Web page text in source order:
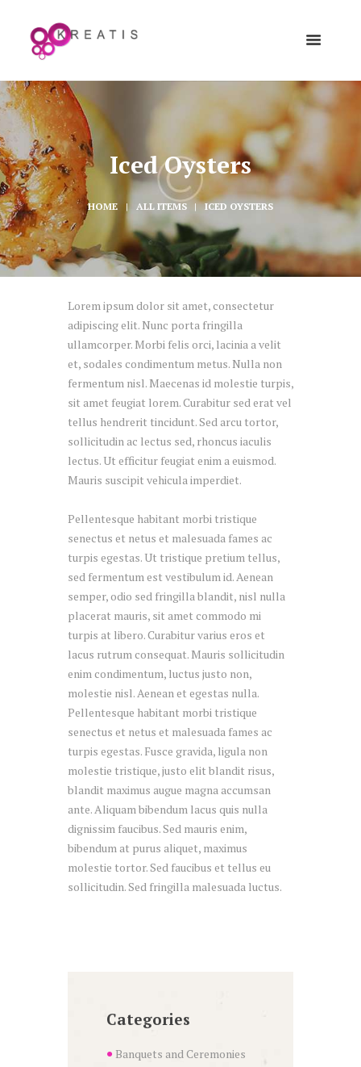
Iced Oysters
HOME ALL ITEMS ICED OYSTERS
Lorem ipsum dolor sit amet, consectetur
adipiscing elit. Nunc porta fringilla
ullamcorper. Morbi felis orci, lacinia a velit
et, sodales condimentum metus. Nulla non
fermentum nisl. Maecenas id molestie turpis,
sit amet feugiat lorem. Curabitur sed erat vel
tellus hendrerit tincidunt. Sed arcu tortor,
sollicitudin ac lectus sed, rhoncus iaculis
lectus. Ut efficitur feugiat enim a euismod.
Mauris suscipit vehicula imperdiet.
Pellentesque habitant morbi tristique
senectus et netus et malesuada fames ac
turpis egestas. Ut tristique pretium tellus,
sed fermentum est vestibulum id. Aenean
semper, odio sed fringilla blandit, nisl nulla
placerat mauris, sit amet commodo mi
turpis at libero. Curabitur varius eros et
lacus rutrum consequat. Mauris sollicitudin
enim condimentum, luctus justo non,
molestie nisl. Aenean et egestas nulla.
Pellentesque habitant morbi tristique
senectus et netus et malesuada fames ac
turpis egestas. Fusce gravida, ligula non
molestie tristique, justo elit blandit risus,
blandit maximus augue magna accumsan
ante. Aliquam bibendum lacus quis nulla
dignissim faucibus. Sed mauris enim,
bibendum at purus aliquet, maximus
molestie tortor. Sed faucibus et tellus eu
sollicitudin. Sed fringilla malesuada luctus.
Categories
Banquets and Ceremonies